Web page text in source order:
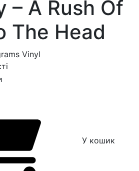
– A Rush Of
The Head
Vinyl
У кошик